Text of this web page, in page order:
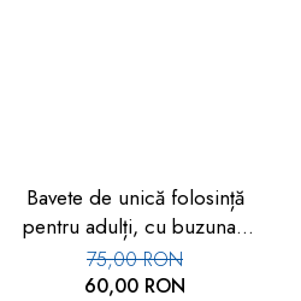
Bavete de unică folosință
pentru adulți, cu buzunar,
set 50 buc, FM-108
75,00 RON
60,00 RON